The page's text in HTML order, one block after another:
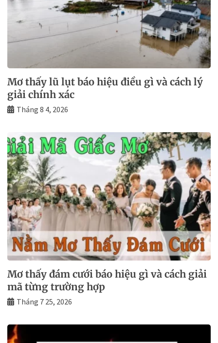
Mơ thấy lũ lụt báo hiệu điều gì và cách lý
giải chính xác
Tháng 8 4, 2026
Mơ thấy đám cưới báo hiệu gì và cách giải
mã từng trường hợp
Tháng 7 25, 2026